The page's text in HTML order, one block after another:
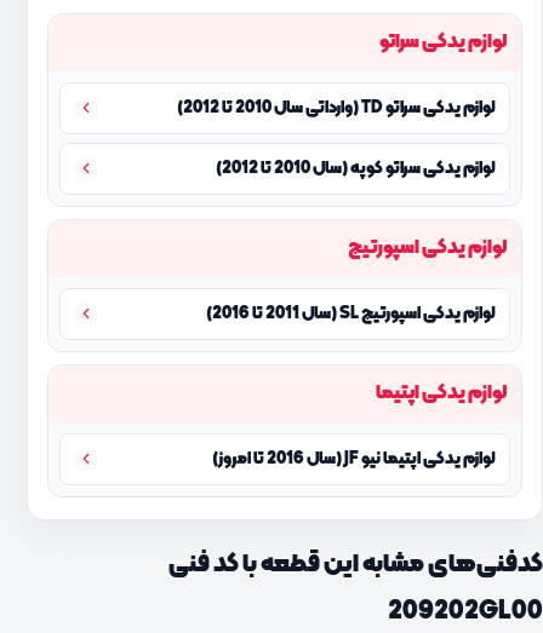
لوازم یدکی سراتو
لوازم یدکی سراتو TD (وارداتی سال 2010 تا 2012)
لوازم یدکی سراتو کوپه (سال 2010 تا 2012)
لوازم یدکی اسپورتیج
لوازم یدکی اسپورتیج SL (سال 2011 تا 2016)
لوازم یدکی اپتیما
لوازم یدکی اپتیما نیو JF (سال 2016 تا امروز)
کدفنی‌های مشابه این قطعه با کد فنی
209202GL00